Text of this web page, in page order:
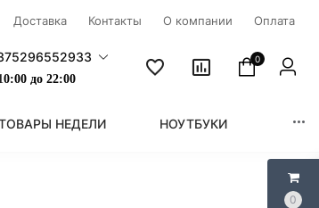
0
Доставка Контакты О компании Оплата
0:00 до 22:00
0
НЕДЕЛИ НОУТБУКИ